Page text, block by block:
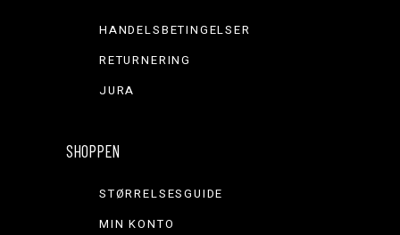
HANDELSBETINGELSER
RETURNERING
JURA
SHOPPEN
STØRRELSESGUIDE
MIN KONTO